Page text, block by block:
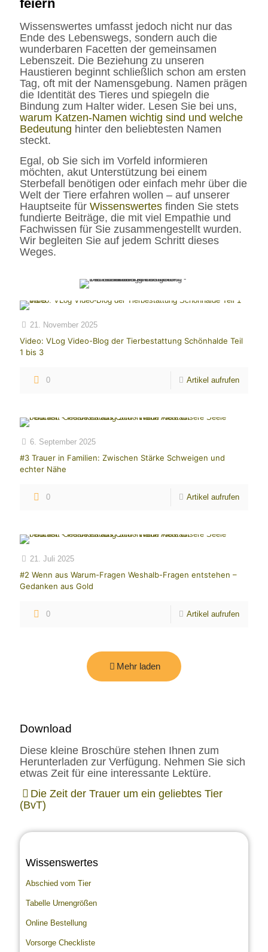
feiern
Wissenswertes umfasst jedoch nicht nur das
Ende des Lebenswegs, sondern auch die
wunderbaren Facetten der gemeinsamen
Lebenszeit. Die Beziehung zu unseren
Haustieren beginnt schließlich schon am ersten
Tag, oft mit der Namensgebung. Namen prägen
die Identität des Tieres und spiegeln die
Bindung zum Halter wider. Lesen Sie bei uns,
warum Katzen-Namen wichtig sind und welche
Bedeutung hinter den beliebtesten Namen
steckt.
Egal, ob Sie sich im Vorfeld informieren
möchten, akut Unterstützung bei einem
Sterbefall benötigen oder einfach mehr über die
Welt der Tiere erfahren wollen – auf unserer
Hauptseite für Wissenswertes finden Sie stets
fundierte Beiträge, die mit viel Empathie und
Fachwissen für Sie zusammengestellt wurden.
Wir begleiten Sie auf jedem Schritt dieses
Weges.
21. November 2025
Video: VLog Video-Blog der Tierbestattung Schönhalde Teil
1 bis 3
0 Artikel aufrufen
6. September 2025
#3 Trauer in Familien: Zwischen Stärke Schweigen und
echter Nähe
0 Artikel aufrufen
21. Juli 2025
#2 Wenn aus Warum-Fragen Weshalb-Fragen entstehen –
Gedanken aus Gold
0 Artikel aufrufen
Mehr laden
Download
Diese kleine Broschüre stehen Ihnen zum
Herunterladen zur Verfügung. Nehmen Sie sich
etwas Zeit für eine interessante Lektüre.
Die Zeit der Trauer um ein geliebtes Tier
(BvT)
Wissenswertes
Abschied vom Tier
Tabelle Urnengrößen
Online Bestellung
Vorsorge Checkliste